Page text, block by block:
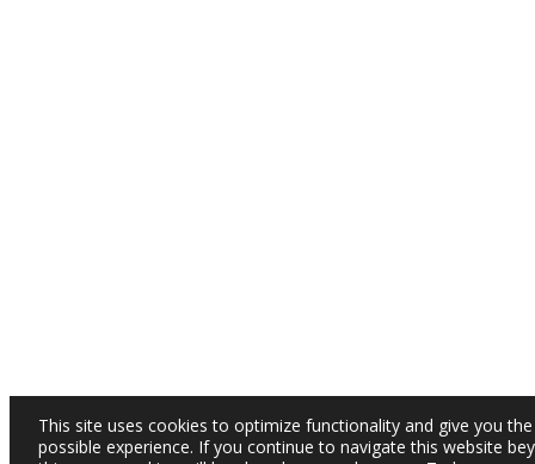
This site uses cookies to optimize functionality and give you
possible experience. If you continue to navigate this website